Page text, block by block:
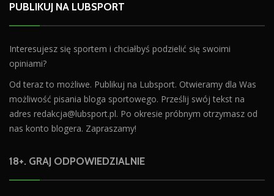
PUBLIKUJ NA LUBSPORT
Interesujesz się sportem i chciałbyś podzielić się swoimi
opiniami?
Od teraz to możliwe. Publikuj na Lubsport. Otwieramy dla Was
możliwość pisania bloga sportowego. Prześlij swój tekst na
adres redakcja@lubsport.pl. Po okresie próbnym otrzymasz od
nas konto blogera. Zapraszamy!
18+. GRAJ ODPOWIEDZIALNIE